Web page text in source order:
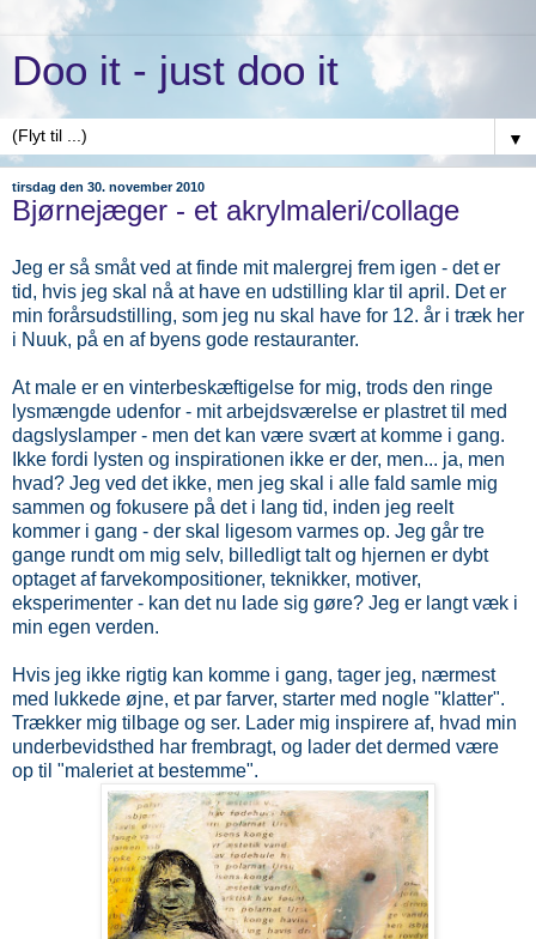
Doo it - just doo it
▼
tirsdag den 30. november 2010
Bjørnejæger - et akrylmaleri/collage
Jeg er så småt ved at finde mit malergrej frem igen - det er
tid, hvis jeg skal nå at have en udstilling klar til april. Det er
min forårsudstilling, som jeg nu skal have for 12. år i træk her
i Nuuk, på en af byens gode restauranter.
At male er en vinterbeskæftigelse for mig, trods den ringe
lysmængde udenfor - mit arbejdsværelse er plastret til med
dagslyslamper - men det kan være svært at komme i gang.
Ikke fordi lysten og inspirationen ikke er der, men... ja, men
hvad? Jeg ved det ikke, men jeg skal i alle fald samle mig
sammen og fokusere på det i lang tid, inden jeg reelt
kommer i gang - der skal ligesom varmes op. Jeg går tre
gange rundt om mig selv, billedligt talt og hjernen er dybt
optaget af farvekompositioner, teknikker, motiver,
eksperimenter - kan det nu lade sig gøre? Jeg er langt væk i
min egen verden.
Hvis jeg ikke rigtig kan komme i gang, tager jeg, nærmest
med lukkede øjne, et par farver, starter med nogle "klatter".
Trækker mig tilbage og ser. Lader mig inspirere af, hvad min
underbevidsthed har frembragt, og lader det dermed være
op til "maleriet at bestemme".